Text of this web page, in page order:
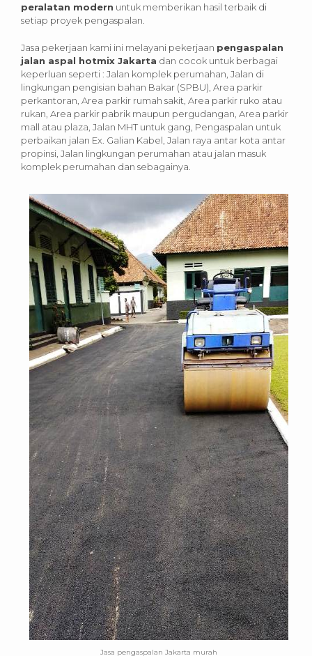
peralatan modern untuk memberikan hasil terbaik di
setiap proyek pengaspalan.
Jasa pekerjaan kami ini melayani pekerjaan pengaspalan
jalan aspal hotmix Jakarta dan cocok untuk berbagai
keperluan seperti : Jalan komplek perumahan, Jalan di
lingkungan pengisian bahan Bakar (SPBU), Area parkir
perkantoran, Area parkir rumah sakit, Area parkir ruko atau
rukan, Area parkir pabrik maupun pergudangan, Area parkir
mall atau plaza, Jalan MHT untuk gang, Pengaspalan untuk
perbaikan jalan Ex. Galian Kabel, Jalan raya antar kota antar
propinsi, Jalan lingkungan perumahan atau jalan masuk
komplek perumahan dan sebagainya.
Jasa pengaspalan Jakarta murah